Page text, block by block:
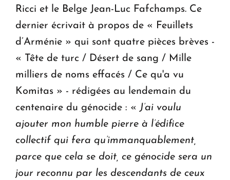
Ricci et le Belge Jean-Luc Fafchamps. Ce
dernier écrivait à propos de « Feuillets
d’Arménie » qui sont quatre pièces brèves -
« Tête de turc / Désert de sang / Mille
milliers de noms effacés / Ce qu'a vu
Komitas » - rédigées au lendemain du
centenaire du génocide : « J’ai voulu
ajouter mon humble pierre à l’édifice
collectif qui fera qu’immanquablement,
parce que cela se doit, ce génocide sera un
jour reconnu par les descendants de ceux